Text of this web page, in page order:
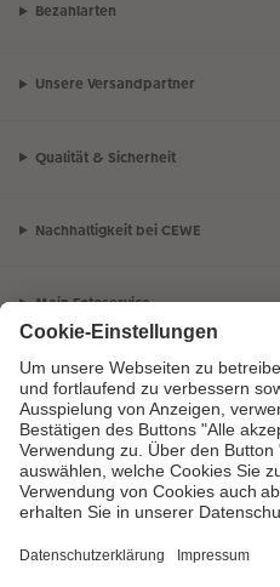
Bezahlarten
Unsere Versandpartner
Qualität & Sicherheit
Nachhaltigkeit bei CEWE
Mein Fotoservice
Informationen
Sortiment
Inspirationen